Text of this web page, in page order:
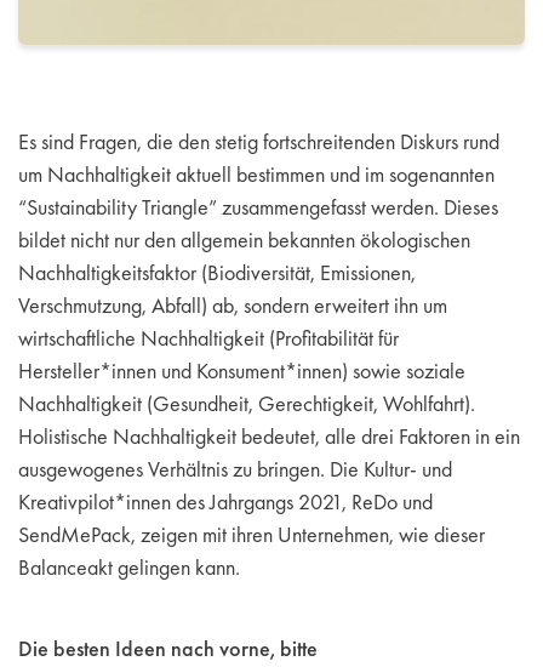
Es sind Fragen, die den stetig fortschreitenden Diskurs rund
um Nachhaltigkeit aktuell bestimmen und im sogenannten
“Sustainability Triangle” zusammengefasst werden. Dieses
bildet nicht nur den allgemein bekannten ökologischen
Nachhaltigkeitsfaktor (Biodiversität, Emissionen,
Verschmutzung, Abfall) ab, sondern erweitert ihn um
wirtschaftliche Nachhaltigkeit (Profitabilität für
Hersteller*innen und Konsument*innen) sowie soziale
Nachhaltigkeit (Gesundheit, Gerechtigkeit, Wohlfahrt).
Holistische Nachhaltigkeit bedeutet, alle drei Faktoren in ein
ausgewogenes Verhältnis zu bringen. Die Kultur- und
Kreativpilot*innen des Jahrgangs 2021, ReDo und
SendMePack, zeigen mit ihren Unternehmen, wie dieser
Balanceakt gelingen kann.
Die besten Ideen nach vorne, bitte